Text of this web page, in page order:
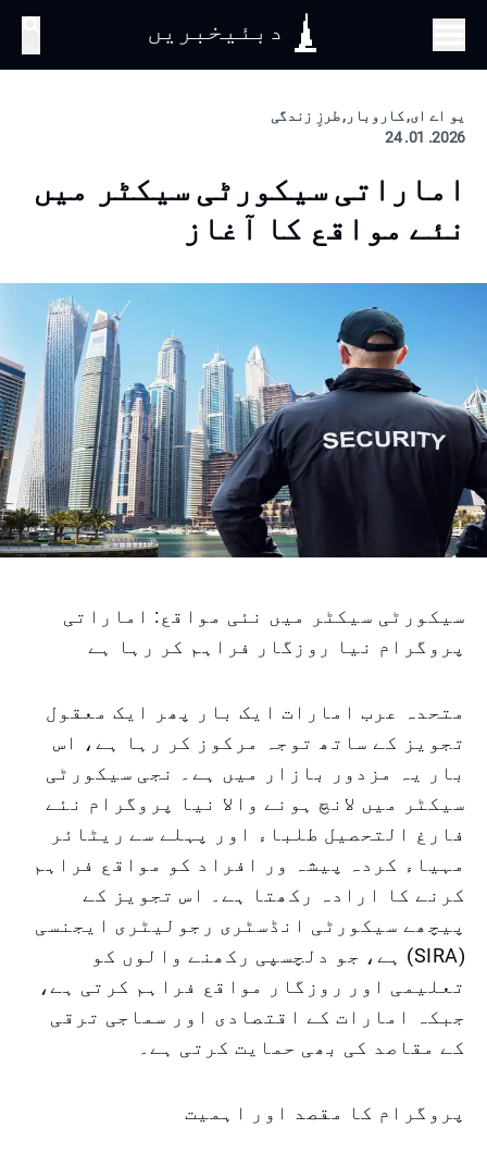
دبئیخبریں
یو اے ای, کاروبار, طرزِ زندگی
2026. 01. 24
اماراتی سیکورٹی سیکٹر میں
نئے مواقع کا آغاز
سیکورٹی سیکٹر میں نئی مواقع: اماراتی
پروگرام نیا روزگار فراہم کر رہا ہے
متحدہ عرب امارات ایک بار پھر ایک معقول
تجویز کے ساتھ توجہ مرکوز کر رہا ہے، اس
بار یہ مزدور بازار میں ہے۔ نجی سیکورٹی
سیکٹر میں لانچ ہونے والا نیا پروگرام نئے
فارغ التحصیل طلباء اور پہلے سے ریٹائر
مہیاء کردہ پیشہ ور افراد کو مواقع فراہم
کرنے کا ارادہ رکھتا ہے۔ اس تجویز کے
پیچھے سیکورٹی انڈسٹری رجولیٹری ایجنسی
(SIRA) ہے، جو دلچسپی رکھنے والوں کو
تعلیمی اور روزگار مواقع فراہم کرتی ہے،
جبکہ امارات کے اقتصادی اور سماجی ترقی
کے مقاصد کی بھی حمایت کرتی ہے۔
پروگرام کا مقصد اور اہمیت